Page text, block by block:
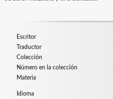
Escritor
Traductor
Colección
Número en la colección
Materia
Idioma